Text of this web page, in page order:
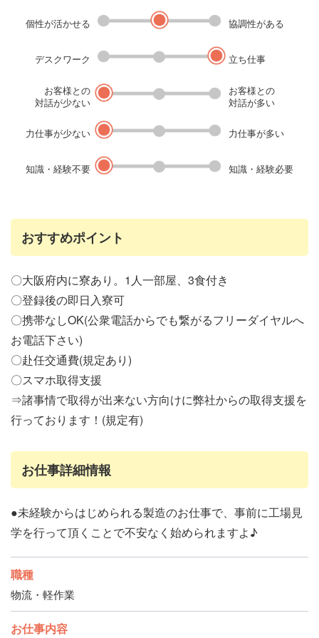
個性が活かせる 協調性がある
デスクワーク 立ち仕事
お客様との
対話が少ない
お客様との
対話が多い
力仕事が少ない 力仕事が多い
知識・経験不要 知識・経験必要
おすすめポイント
〇大阪府内に寮あり。1人一部屋、3食付き
〇登録後の即日入寮可
〇携帯なしOK(公衆電話からでも繋がるフリーダイヤルへ
お電話下さい)
〇赴任交通費(規定あり)
〇スマホ取得支援
⇒諸事情で取得が出来ない方向けに弊社からの取得支援を
行っております！(規定有)
お仕事詳細情報
●未経験からはじめられる製造のお仕事で、事前に工場見
学を行って頂くことで不安なく始められますよ♪
職種
物流・軽作業
お仕事内容